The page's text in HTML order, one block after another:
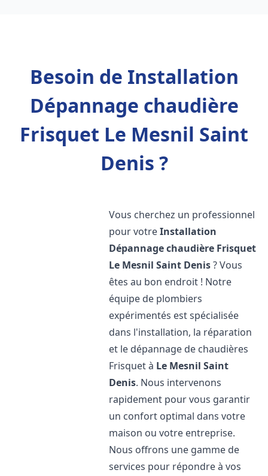
Besoin de Installation
Dépannage chaudière
Frisquet Le Mesnil Saint
Denis ?
Vous cherchez un professionnel
pour votreInstallation
Dépannage chaudière Frisquet
Le Mesnil Saint Denis? Vous
êtes au bon endroit ! Notre
équipe de plombiers
expérimentés est spécialisée
dans l'installation, la réparation
et le dépannage de chaudières
Frisquet à Le Mesnil Saint
Denis. Nous intervenons
rapidement pour vous garantir
un confort optimal dans votre
maison ou votre entreprise.
Nous offrons une gamme de
services pour répondre à vos